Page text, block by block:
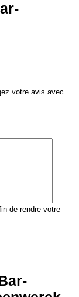
votre avis avec
de rendre votre